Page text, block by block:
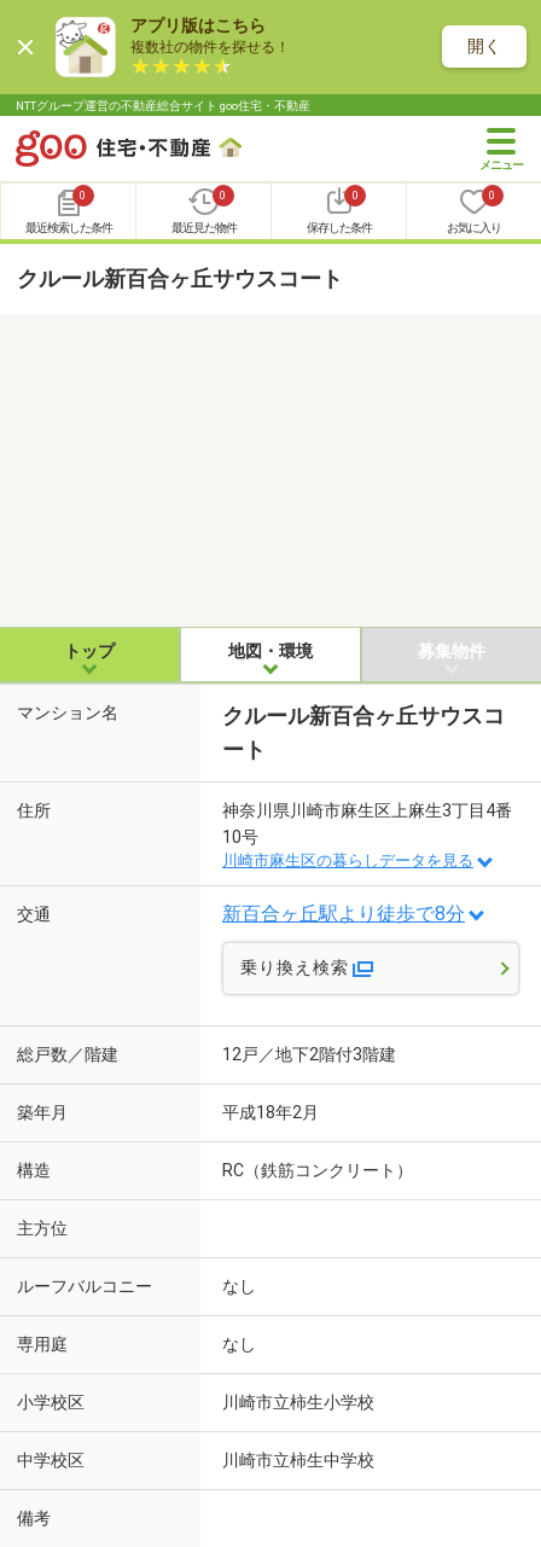
アプリ版はこちら
複数社の物件を探せる！ 開く
NTTグループ運営の不動産総合サイト goo住宅・不動産
0
最近検索した条件
0
最近見た物件
0
保存した条件
0
お気に入り
クルール新百合ヶ丘サウスコート
トップ 地図・環境 募集物件
マンション名
クルール新百合ヶ丘サウスコ
ート
住所
神奈川県川崎市麻生区上麻生3丁目4番
10号
川崎市麻生区の暮らしデータを見る
交通 新百合ヶ丘駅より徒歩で8分
乗り換え検索
総戸数／階建 12戸／地下2階付3階建
築年月 平成18年2月
構造 RC（鉄筋コンクリート）
主方位
ルーフバルコニー なし
専用庭 なし
小学校区 川崎市立柿生小学校
中学校区 川崎市立柿生中学校
備考